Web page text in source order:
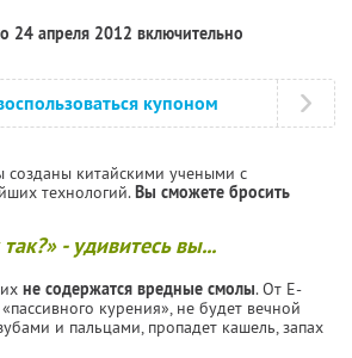
24 апреля 2012 включительно
купоном
созданы китайскими учеными с
технологий.Вы сможете бросить
- удивитесь вы...
не содержатся вредные смолы. От E-
курения», не будет вечной
и пальцами, пропадет кашель, запах